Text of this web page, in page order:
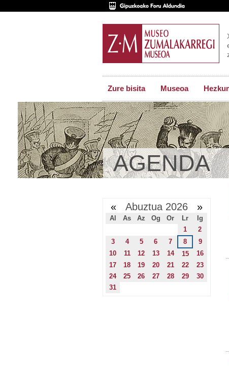
Zure bisita Museoa
AGENDA
« Abuztua 2026 »
Al As Az Og Or Lr
Ig
1
2
3
4 5 6 7 8
9
10
11 12 13 14 15
16
17
18 19 20 21 22
23
24
25 26 27 28 29
30
31